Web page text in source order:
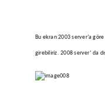
Bu ekran 2003 server’a
girebiliriz. 2008 server’ da